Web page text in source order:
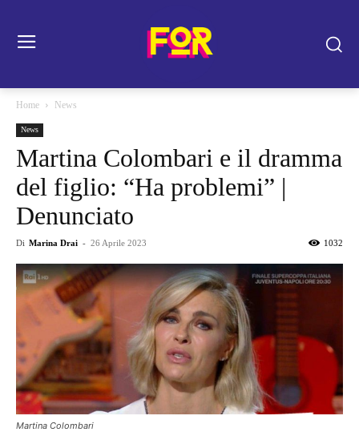
Home News
News
Martina Colombari e il dramma
del figlio: “Ha problemi” |
Denunciato
Di Marina Drai - 26 Aprile 2023 1032
Martina Colombari